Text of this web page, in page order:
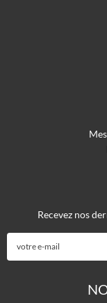
Recevez nos